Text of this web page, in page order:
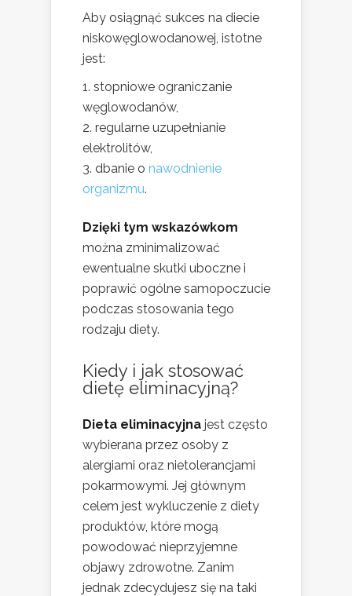
Aby osiągnąć sukces na diecie
niskowęglowodanowej, istotne
jest:
stopniowe ograniczanie
węglowodanów,
regularne uzupełnianie
elektrolitów,
dbanie o nawodnienie
organizmu.
Dzięki tym wskazówkom
można zminimalizować
ewentualne skutki uboczne i
poprawić ogólne samopoczucie
podczas stosowania tego
rodzaju diety.
Kiedy i jak stosować
dietę eliminacyjną?
Dieta eliminacyjna jest często
wybierana przez osoby z
alergiami oraz nietolerancjami
pokarmowymi. Jej głównym
celem jest wykluczenie z diety
produktów, które mogą
powodować nieprzyjemne
objawy zdrowotne. Zanim
jednak zdecydujesz się na taki